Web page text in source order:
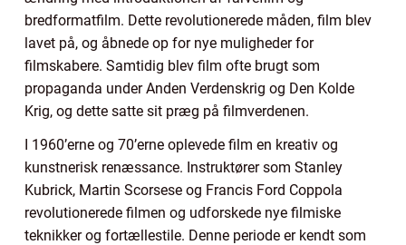
bredformatfilm. Dette revolutionerede måden, film blev
lavet på, og åbnede op for nye muligheder for
filmskabere. Samtidig blev film ofte brugt som
propaganda under Anden Verdenskrig og Den Kolde
Krig, og dette satte sit præg på filmverdenen.
I 1960’erne og 70’erne oplevede film en kreativ og
kunstnerisk renæssance. Instruktører som Stanley
Kubrick, Martin Scorsese og Francis Ford Coppola
revolutionerede filmen og udforskede nye filmiske
teknikker og fortællestile. Denne periode er kendt som